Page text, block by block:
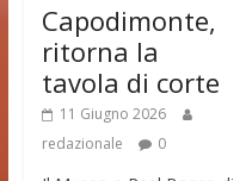
Capodimonte,
ritorna la
tavola di corte
11 Giugno 2026
redazionale
0